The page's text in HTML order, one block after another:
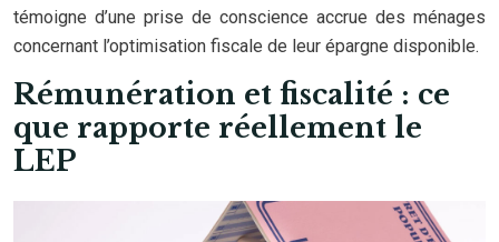
témoigne d’une prise de conscience accrue des ménages
concernant l’optimisation fiscale de leur épargne disponible.
Rémunération et fiscalité : ce
que rapporte réellement le
LEP